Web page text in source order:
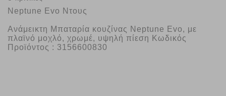
Neptune Evo Ντους
Ανάμεικτη Μπαταρία κουζίνας Neptune Evo, με
πλαϊνό μοχλό, χρωμέ, υψηλή πίεση Κωδικός
Προϊόντος : 3156600830